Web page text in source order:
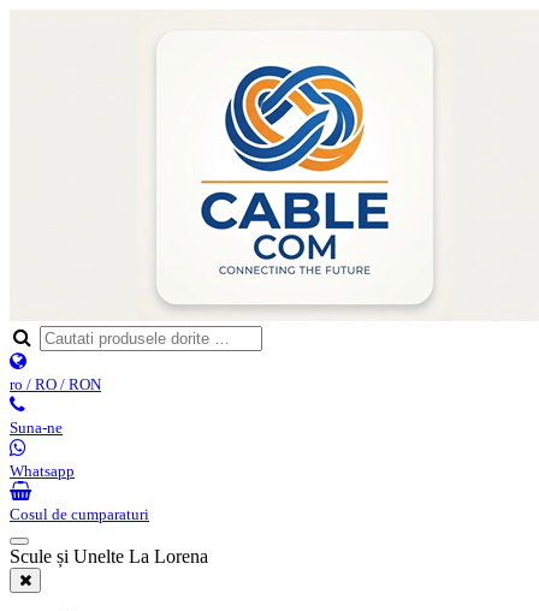
ro / RO / RON
Suna-ne
Whatsapp
Cosul de cumparaturi
Scule și Unelte La Lorena